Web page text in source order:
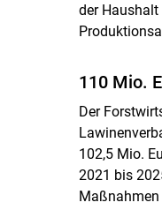
der
110 Mio.
Der
102,5 Mio.
2021 bis
Maßnahmen